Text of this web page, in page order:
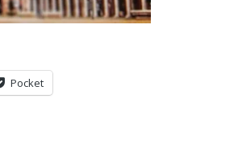
Pocket